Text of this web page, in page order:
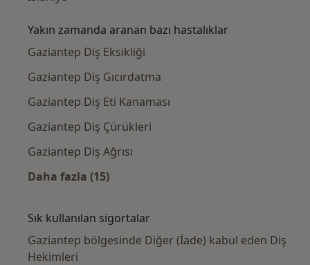
Yakın zamanda aranan bazı hastalıklar
Gaziantep Diş Eksikliği
Gaziantep Diş Gıcırdatma
Gaziantep Diş Eti Kanaması
Gaziantep Diş Çürükleri
Gaziantep Diş Ağrısı
Daha fazla (15)
Sık kullanılan sigortalar
Gaziantep bölgesinde Diğer (İade) kabul eden Diş
Hekimleri